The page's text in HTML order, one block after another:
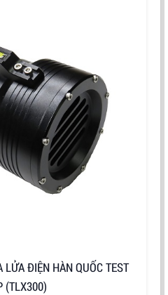
ĐIỆN HÀN QUỐC TEST
(TLX300)